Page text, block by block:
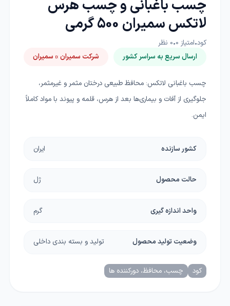
چسب باغبانی و چسب هرس
لاتکس سمیران 500 گرمی
کود•امتیاز 0
•
0 نظر
ارسال سریع به سراسر کشور
شرکت سمیران » سمیران
چسب باغبانی لاتکس: محافظ طبیعی درختان مثمر و غیرمثمر،
جلوگیری از آفات و بیماری‌ها بعد از هرس، قلمه و پیوند با مواد کاملاً
ایمن.
کشور سازنده ایران
حالت محصول ژل
واحد اندازه گیری گرم
وضعیت تولید محصول تولید و بسته بندی داخلی
کود چسب، محافظ، دورکننده ها